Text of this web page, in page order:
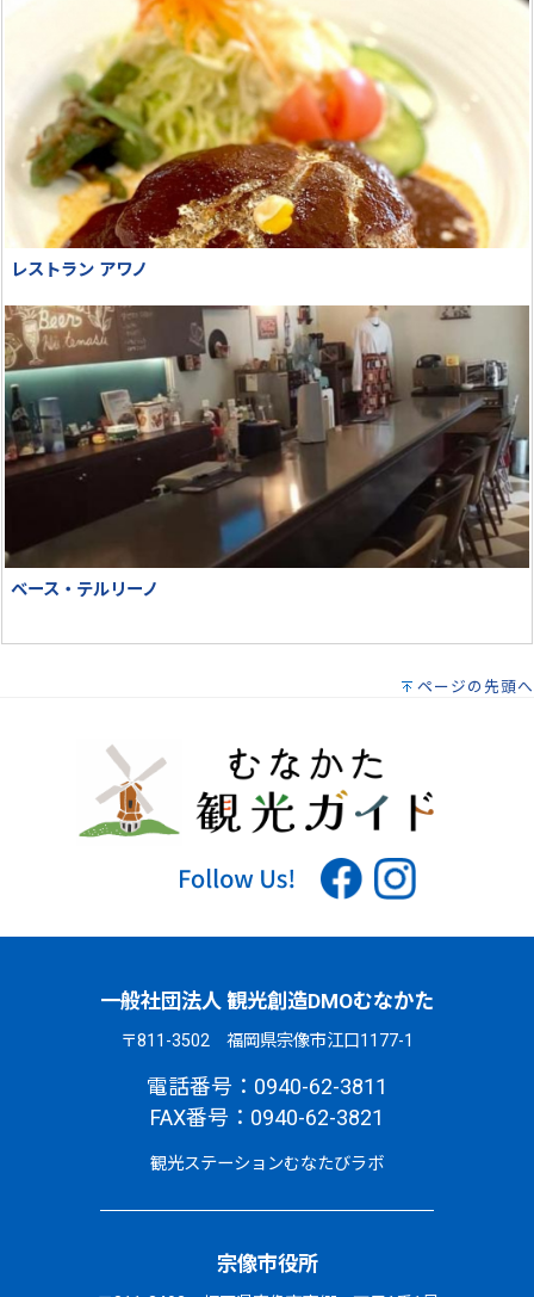
レストラン アワノ
ベース・テルリーノ
ページの先頭へ
一般社団法人 観光創造DMOむなかた
〒811-3502 福岡県宗像市江口1177-1
電話番号：0940-62-3811
FAX番号：0940-62-3821
観光ステーションむなたびラボ
宗像市役所